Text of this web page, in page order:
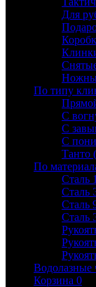
Для
По типу
С
С
С
Танто
По
Сталь
Сталь
Сталь
Сталь
Водолазные
Корзина 0